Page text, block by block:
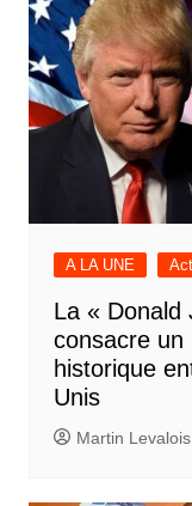
A LA UNE
La « Donald
consacre un
historique
Unis
Martin Levalois